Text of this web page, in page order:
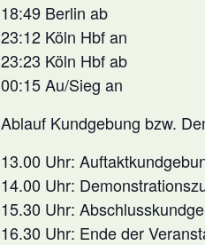
18:49 Berlin ab
23:12 Köln Hbf an
23:23 Köln Hbf ab
00:15 Au/Sieg an
Ablauf Kundgebung bzw.
13.00 Uhr:
14.00 Uhr:
15.30 Uhr:
16.30 Uhr: Ende der